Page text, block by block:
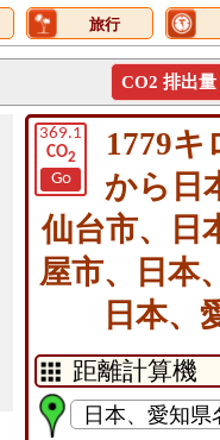
旅行
CO2 排出量
369.1
CO2
Go
1779キ
から日
仙台市、日
屋市、日本
日本、